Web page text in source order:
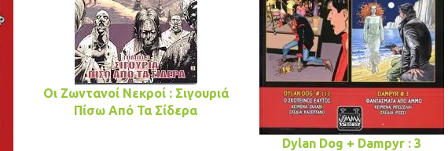
Οι Ζωντανοί Νεκροί : Σιγουριά
Πίσω Από Τα Σίδερα
Dylan Dog + Dampyr : 3